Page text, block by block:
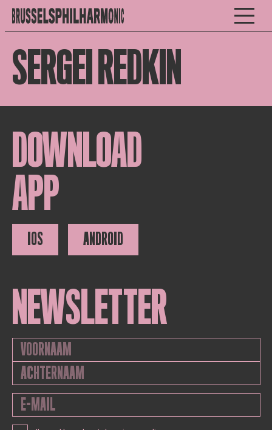
SERGEI REDKIN
DOWNLOAD
APP
IOS ANDROID
NEWSLETTER